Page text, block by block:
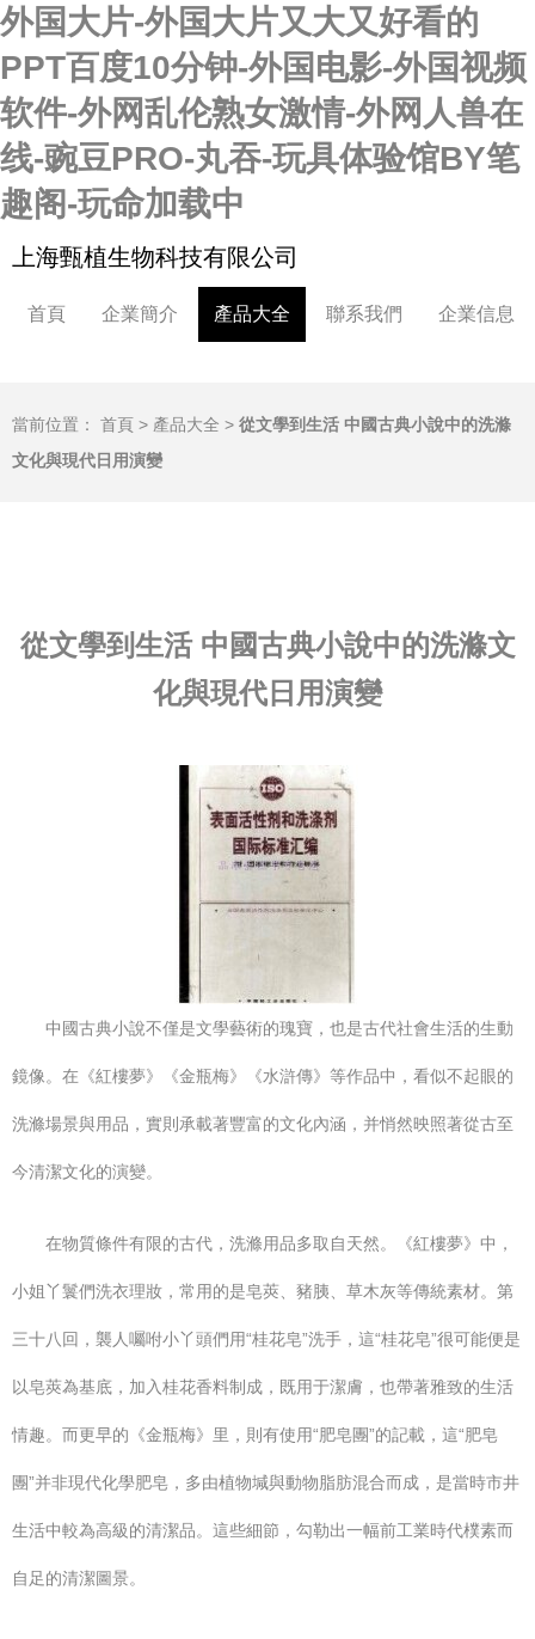
外国大片-外国大片又大又好看的
PPT百度10分钟-外国电影-外国视频
软件-外网乱伦熟女激情-外网人兽在
线-豌豆PRO-丸吞-玩具体验馆BY笔
趣阁-玩命加载中
上海甄植生物科技有限公司
首頁 企業簡介 產品大全 聯系我們 企業信息
當前位置： 首頁 > 產品大全 > 從文學到生活 中國古典小說中的洗滌
文化與現代日用演變
從文學到生活 中國古典小說中的洗滌文
化與現代日用演變
中國古典小說不僅是文學藝術的瑰寶，也是古代社會生活的生動
鏡像。在《紅樓夢》《金瓶梅》《水滸傳》等作品中，看似不起眼的
洗滌場景與用品，實則承載著豐富的文化內涵，并悄然映照著從古至
今清潔文化的演變。
在物質條件有限的古代，洗滌用品多取自天然。《紅樓夢》中，
小姐丫鬟們洗衣理妝，常用的是皂莢、豬胰、草木灰等傳統素材。第
三十八回，襲人囑咐小丫頭們用“桂花皂”洗手，這“桂花皂”很可能便是
以皂莢為基底，加入桂花香料制成，既用于潔膚，也帶著雅致的生活
情趣。而更早的《金瓶梅》里，則有使用“肥皂團”的記載，這“肥皂
團”并非現代化學肥皂，多由植物堿與動物脂肪混合而成，是當時市井
生活中較為高級的清潔品。這些細節，勾勒出一幅前工業時代樸素而
自足的清潔圖景。